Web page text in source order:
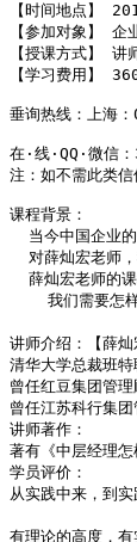
【时间地点】
【参加对象】 企
【授课方式】
【学习费用】
垂询热线：上海
在·线·QQ·微
注：如不需此类
课程背景：
当今中国企业
对薛灿宏老师
薛灿宏老师的
我们需要怎
讲师介绍：【薛灿
清华大学总裁班特
曾任红豆集团管理
曾任江苏科行集团
讲师著作：
著有《中层经理
学员评价：
从实践中来，到
有理论的高度，